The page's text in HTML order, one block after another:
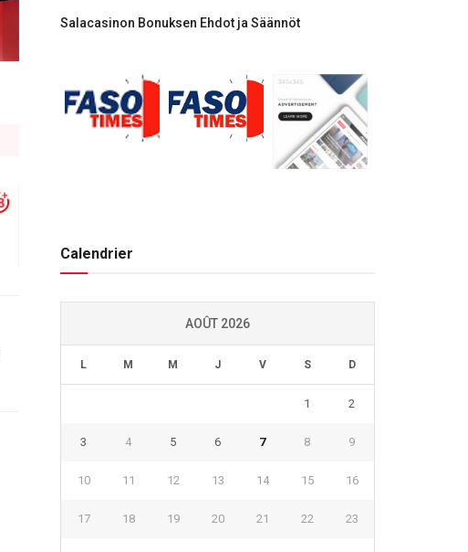
Salacasinon Bonuksen Ehdot ja Säännöt
Calendrier
AOÛT 2026
L M M J V S D
1 2
3 4 5 6 7 8 9
10 11 12 13 14 15 16
17 18 19 20 21 22 23